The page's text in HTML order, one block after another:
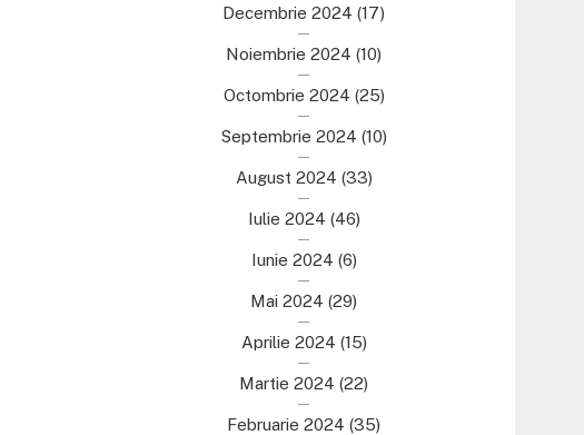
Decembrie 2024 (17)
Noiembrie 2024 (10)
Octombrie 2024 (25)
Septembrie 2024 (10)
August 2024 (33)
Iulie 2024 (46)
Iunie 2024 (6)
Mai 2024 (29)
Aprilie 2024 (15)
Martie 2024 (22)
Februarie 2024 (35)